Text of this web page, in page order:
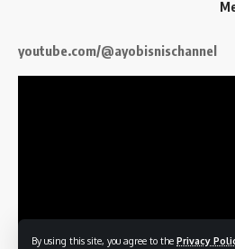
By using this site, you agree to the Privacy
youtube.com/@ayobisnischannel